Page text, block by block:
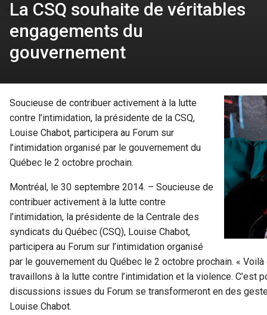
La CSQ souhaite de véritables
engagements du
gouvernement
Soucieuse de contribuer activement à la lutte
contre l’intimidation, la présidente de la CSQ,
Louise Chabot, participera au Forum sur
l’intimidation organisé par le gouvernement du
Québec le 2 octobre prochain.
Montréal, le 30 septembre 2014. – Soucieuse de
contribuer activement à la lutte contre
l’intimidation, la présidente de la Centrale des
syndicats du Québec (CSQ), Louise Chabot,
participera au Forum sur l’intimidation organisé
par le gouvernement du Québec le 2 octobre prochain. «
travaillons à la lutte contre l’intimidation et la violence. C’est
discussions issues du Forum se transformeront en des
Louise Chabot.